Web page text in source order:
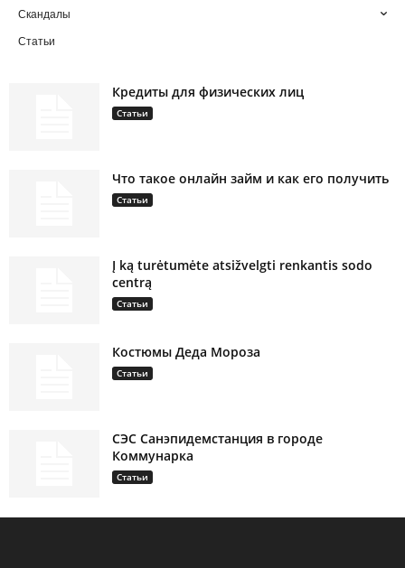
Скандалы
Статьи
Кредиты для физических лиц
Статьи
Что такое онлайн займ и как его получить
Статьи
Į ką turėtumėte atsižvelgti renkantis sodo
centrą
Статьи
Костюмы Деда Мороза
Статьи
СЭС Санэпидемстанция в городе
Коммунарка
Статьи